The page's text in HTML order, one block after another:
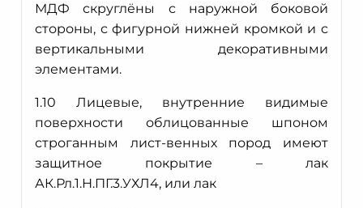
МДФ скруглёны с наружной боковой
стороны, с фигурной нижней кромкой и с
вертикальными декоративными
элементами.
1.10 Лицевые, внутренние видимые
поверхности облицованные шпоном
строганным лист-венных пород имеют
защитное покрытие – лак
АК.Рл.1.Н.ПГ.3.УХЛ4, или лак